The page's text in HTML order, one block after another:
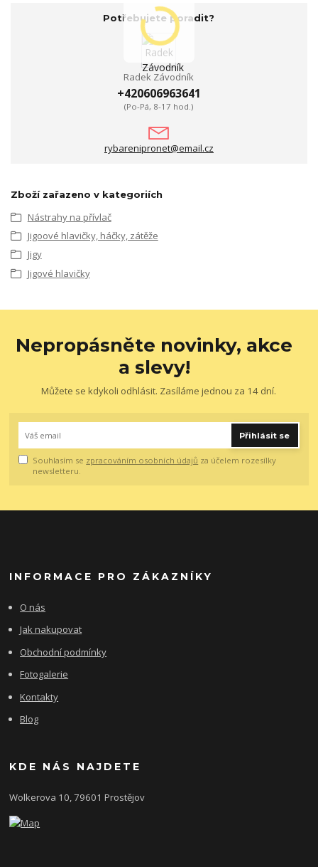
Potřebujete poradit?
Radek Závodník
+420606963641
(Po-Pá, 8-17 hod.)
rybarenipronet@email.cz
Zboží zařazeno v kategoriích
Nástrahy na přívlač
Jigoové hlavičky, háčky, zátěže
Jigy
Jigové hlavičky
Nepropásněte novinky, akce
a slevy!
Můžete se kdykoli odhlásit. Zasíláme jednou za 14 dní.
Přihlásit se
Souhlasím se zpracováním osobních údajů za účelem rozesílky
newsletteru.
INFORMACE PRO ZÁKAZNÍKY
O nás
Jak nakupovat
Obchodní podmínky
Fotogalerie
Kontakty
Blog
KDE NÁS NAJDETE
Wolkerova 10, 79601 Prostějov